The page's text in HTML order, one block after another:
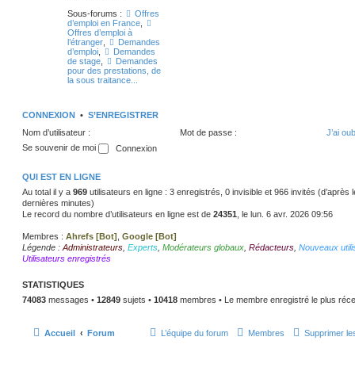
Sous-forums :
Offres
d’emploi en France
Offres d’emploi à
l’étranger
Demandes
d’emploi
Demandes
de stage
Demandes
pour des prestations, de
la sous traitance...
CONNEXION • S’ENREGISTRER
Nom d’utilisateur :
Mot de passe :
J’ai
Se souvenir de moi
QUI EST EN LIGNE
Au total il y a 969 utilisateurs en ligne : 3 enregistrés, 0 invisible et 966 invités (d’après
dernières minutes)
Le record du nombre d’utilisateurs en ligne est de 24351 , le lun. 6 avr. 2026 09:56
Membres : Ahrefs [Bot] Google [Bot]
Légende : Administrateurs Experts Modérateurs globaux Rédacteurs Nouveaux
Utilisateurs enregistrés
STATISTIQUES
74083 messages • 12849 sujets • 10418 membres • Le membre enregistré le plus
Accueil Forum Supprimer
Membres
L’équipe du forum